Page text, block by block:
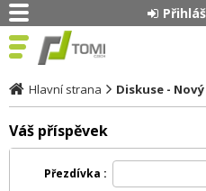
Hlavní strana Diskuse -
Váš příspěvek
Přezdívka